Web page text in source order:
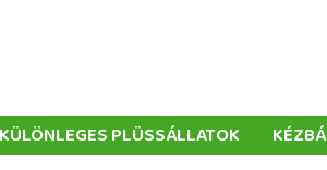
KÜLÖNLEGES PLÜSSÁLLATOK